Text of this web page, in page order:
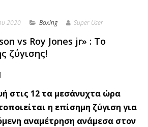
2020 Boxing Super User
vs Roy Jones jr» : Το
ζύγισης!
στις 12 τα μεσάνυχτα ώρα
η επίσημη ζύγιση για
αναμέτρηση ανάμεσα στον